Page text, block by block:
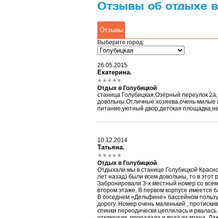
Отзывы об отдыхе
Отзывы
Выберите город:
26.05.2015
Екатерина.
Отдых в Голубицкой
станица Голубицкая,Озёрный переулок
довольны.Отличные хозяева,очень
питание,уютный двор,детская
10.12.2014
Татьяна.
Отдых в Голубицкой
Отдыхали мы в станице Голубицкой
лет назад) были всем довольны, то в этот
Забронировали 3-х местный номер со
втором этаже. В первом корпусе имеется
В соседнем «Дельфине» бассейном
дорогу. Номер очень маленький ,
спинки переодически цеплялась и